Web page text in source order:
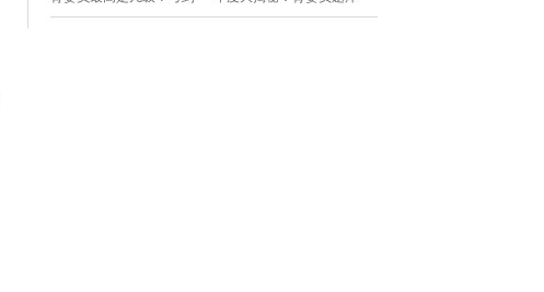
认证!
新手必看！
顶级证书需要几步？速来
的更新频率，你get√了吗?